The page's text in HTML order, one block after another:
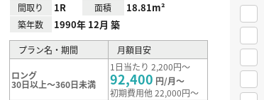
間取り 1R 面積 18.81m²
築年数 1990年 12月 築
プラン名・期間 月額目安
ロング
30日以上～360日未満
1日当たり 2,200円～
92,400 円/月～
初期費用他 22,000円～